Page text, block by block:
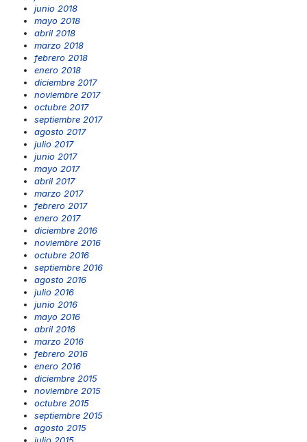
junio 2018
mayo 2018
abril 2018
marzo 2018
febrero 2018
enero 2018
diciembre 2017
noviembre 2017
octubre 2017
septiembre 2017
agosto 2017
julio 2017
junio 2017
mayo 2017
abril 2017
marzo 2017
febrero 2017
enero 2017
diciembre 2016
noviembre 2016
octubre 2016
septiembre 2016
agosto 2016
julio 2016
junio 2016
mayo 2016
abril 2016
marzo 2016
febrero 2016
enero 2016
diciembre 2015
noviembre 2015
octubre 2015
septiembre 2015
agosto 2015